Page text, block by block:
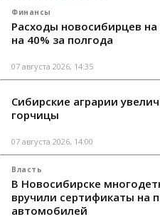
Финансы
Расходы новосибирцев
на 40% за полгода
07 августа 2026, 14:35
Сибирские аграрии
горчицы
07 августа 2026, 14:00
Власть
В Новосибирске
вручили сертификаты на
автомобилей